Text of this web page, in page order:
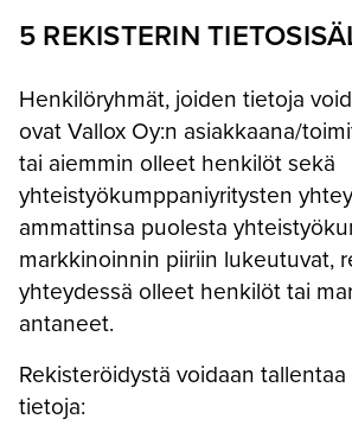
5 REKISTERIN
Henkilöryhmät, joiden tietoja
ovat Vallox Oy:n asiakkaana/
tai aiemmin olleet henkilöt sekä
yhteistyökumppaniyritysten
ammattinsa puolesta
markkinoinnin piiriin lukeutuvat,
yhteydessä olleet henkilöt tai
antaneet.
Rekisteröidystä voidaan
tietoja: